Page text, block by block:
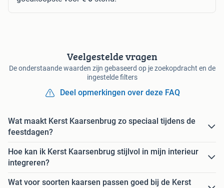
Veelgestelde vragen
De onderstaande waarden zijn gebaseerd op je zoekopdracht en de
ingestelde filters
Deel opmerkingen over deze FAQ
Wat maakt Kerst Kaarsenbrug zo speciaal tijdens de
feestdagen?
Hoe kan ik Kerst Kaarsenbrug stijlvol in mijn interieur
integreren?
Wat voor soorten kaarsen passen goed bij de Kerst